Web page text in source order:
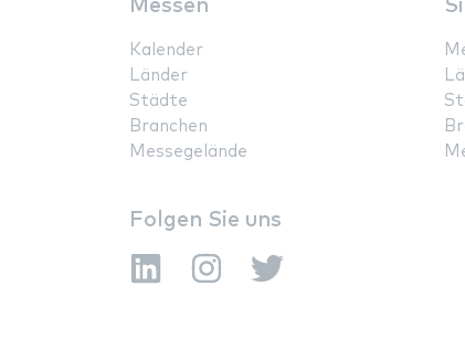
Messen
Kalender
Länder
Städte
Branchen
Messegelände
Folgen Sie uns